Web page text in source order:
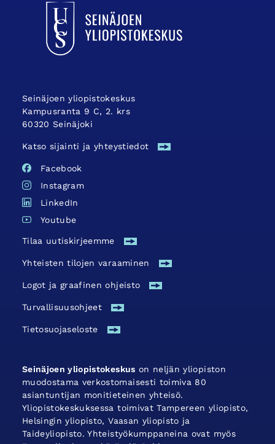
Seinäjoen yliopistokeskus
Kampusranta 9 C, 2. krs
60320 Seinäjoki
Katso sijainti ja yhteystiedot
Facebook
Instagram
LinkedIn
Youtube
Tilaa uutiskirjeemme
Yhteisten tilojen varaaminen
Logot ja graafinen ohjeisto
Turvallisuus­ohjeet
Tietosuojaseloste
Seinäjoen yliopistokeskus on neljän yliopiston
muodostama verkostomaisesti toimiva 80
asiantuntijan monitieteinen yhteisö.
Yliopistokeskuksessa toimivat Tampereen yliopisto,
Helsingin yliopisto, Vaasan yliopisto ja
Taideyliopisto. Yhteistyökumppaneina ovat myös